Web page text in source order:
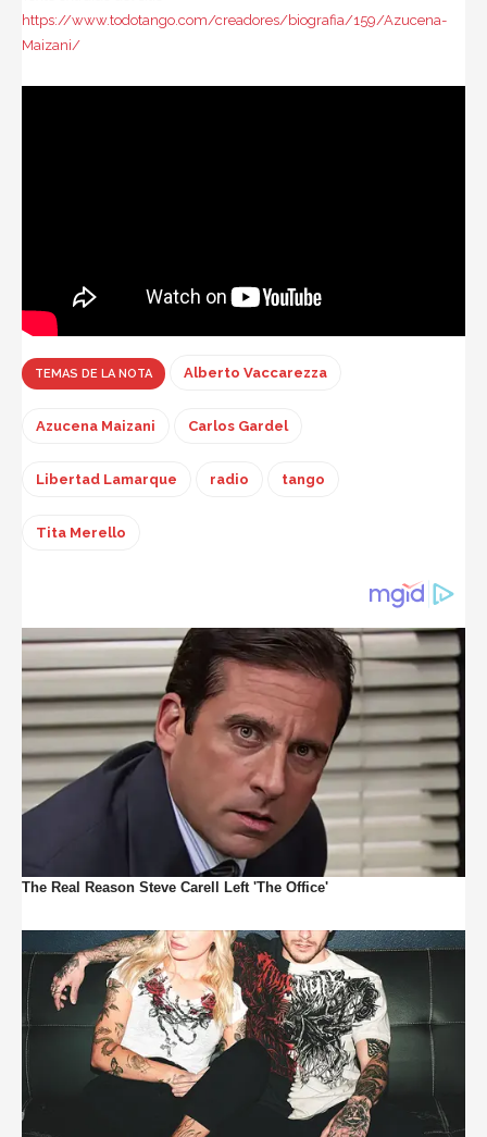
https://www.todotango.com/creadores/biografia/159/Azucena-
Maizani/
TEMAS DE LA NOTA Alberto Vaccarezza
Azucena Maizani Carlos Gardel
Libertad Lamarque radio tango
Tita Merello